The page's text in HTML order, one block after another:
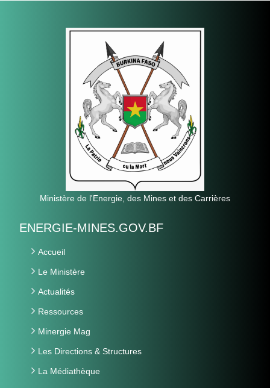
Ministère de l'Energie, des Mines et des Carrières
ENERGIE-MINES.GOV.BF
Accueil
Le Ministère
Actualités
Ressources
Minergie Mag
Les Directions & Structures
La Médiathèque